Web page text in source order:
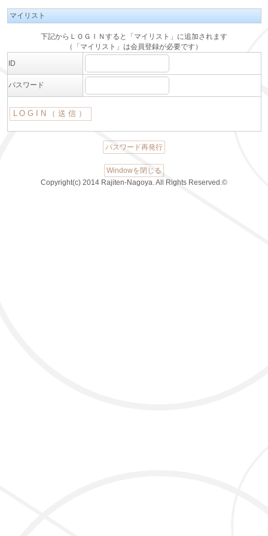
マイリスト
下記からＬＯＧＩＮすると「マイリスト」に追加されます
（「マイリスト」は会員登録が必要です）
ID
パスワード
パスワード再発行
Windowを閉じる
Copyright(c) 2014 Rajiten-Nagoya. All Rights Reserved.©